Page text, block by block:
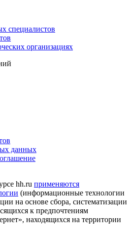
специалистов
организациях
данных
hh.ru применяются
(информационные технологии
на основе сбора, систематизации
к предпочтениям
находящихся на территории